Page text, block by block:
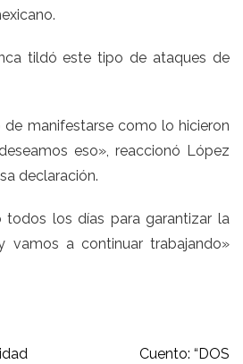
tildó este tipo de ataques de
de manifestarse como lo hicieron
eso», reaccionó López
declaración.
todos los días para garantizar la
vamos a continuar trabajando»
Cuento: “DOS